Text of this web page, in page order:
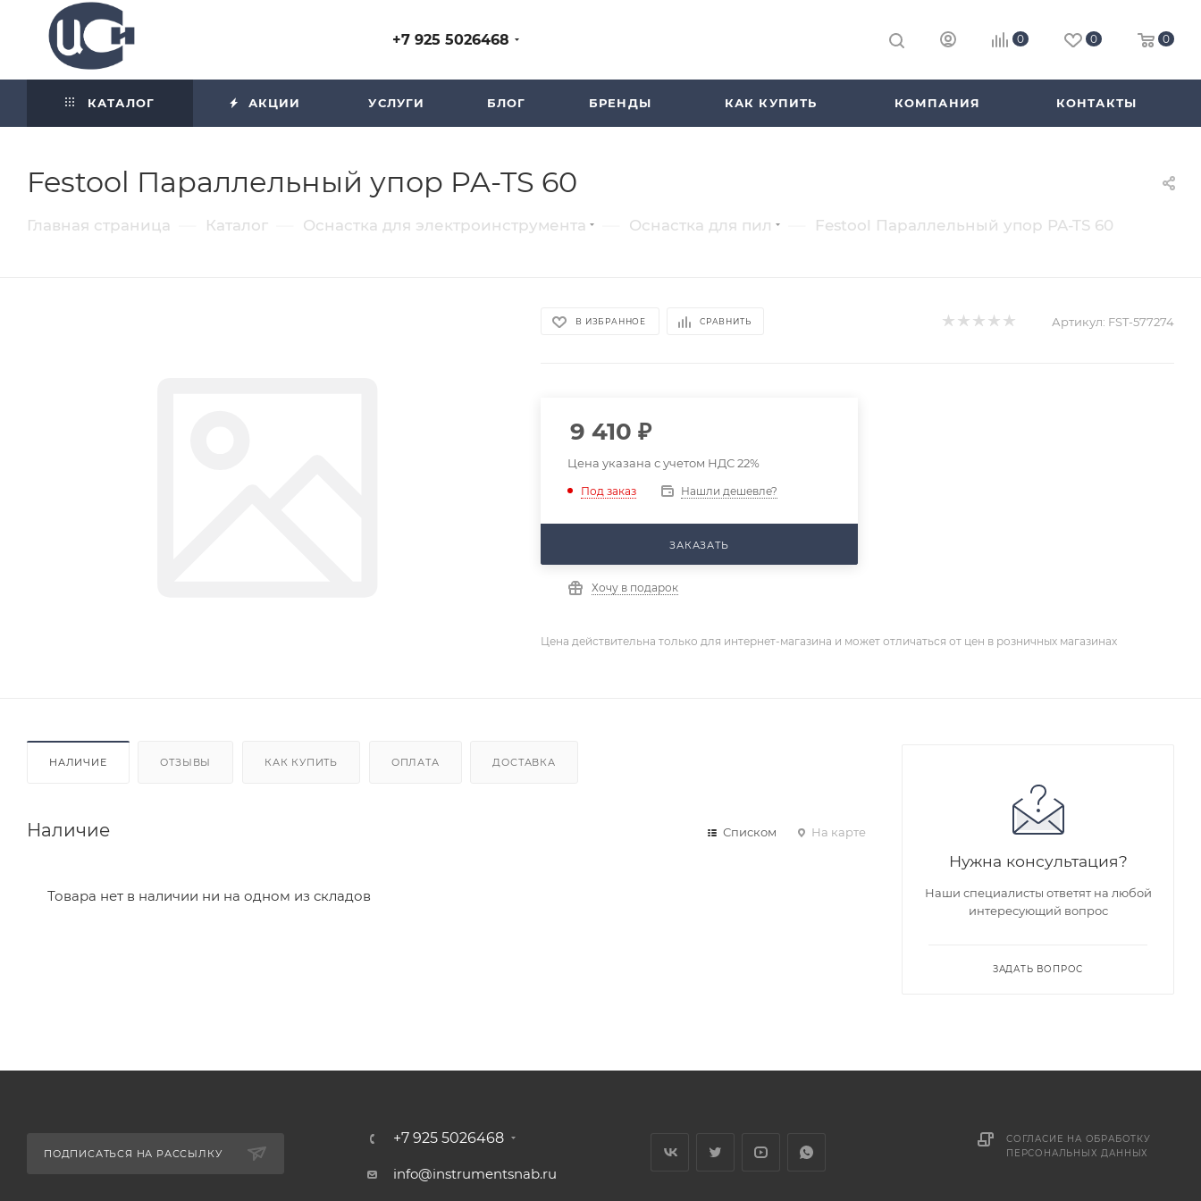
+7 925 5026468 0 0 0
КАТАЛОГ АКЦИИ УСЛУГИ БЛОГ БРЕНДЫ КАК КУПИТЬ КОМПАНИЯ КОНТАКТЫ
Festool Параллельный упор PA-TS 60
Главная страница Каталог Оснастка для электроинструмента Оснастка для пил Festool Параллельный упор PA-TS 60
В ИЗБРАННОЕ СРАВНИТЬ Артикул: FST-577274
9 410 ₽
Цена указана с учетом НДС 22%
Под заказ Нашли дешевле?
ЗАКАЗАТЬ
Хочу в подарок
Цена действительна только для интернет-магазина и может отличаться от цен в розничных магазинах
НАЛИЧИЕ ОТЗЫВЫ КАК КУПИТЬ ОПЛАТА ДОСТАВКА
Наличие Списком На карте
Товара нет в наличии ни на одном из складов
Нужна консультация?
Наши специалисты ответят на любой
интересующий вопрос
ЗАДАТЬ ВОПРОС
ПОДПИСАТЬСЯ НА РАССЫЛКУ
+7 925 5026468
info@instrumentsnab.ru
СОГЛАСИЕ НА ОБРАБОТКУ
ПЕРСОНАЛЬНЫХ ДАННЫХ